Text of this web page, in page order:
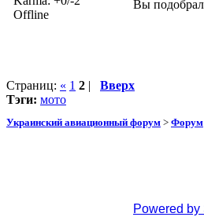
Offline
Вы
Страниц: « 1 2 | Вверх
Тэги: мото
Украинский авиационный форум > Форум
Powered by